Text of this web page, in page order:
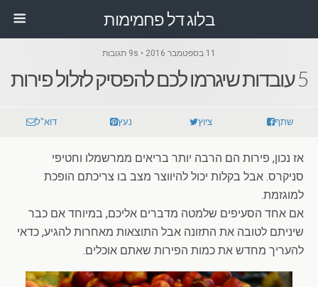
בלוג דל פחמימות
11 בספטמבר 2016 • 9s תגובות
5 עובדות שיגרמו לכם להפסיק לזלול פירות
שתף ציוץ נעץ דוא"ל
אז נכון, פירות הם הרבה יותר בריאים ממרשמלו וחטיפי
סניקרס. אבל בקלות יכול להיווצר מצב בו צריכתם הופכת
למוגזמת.
אם אחד הסעיפים שלמטה מדברים אליכם, במיוחד אם כבר
שיניתם לטובה את התזונה אבל התוצאות מאחרות להגיע, כדאי
להעריך מחדש את כמות הפירות שאתם אוכלים.